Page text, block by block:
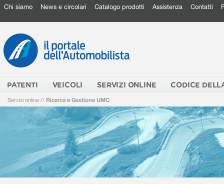
Chi siamo News e circolari Catalogo prodotti Assistenza Contatti
PATENTI VEICOLI SERVIZI ONLINE CODICE
Servizi online // Ricerca e Gestione UMC